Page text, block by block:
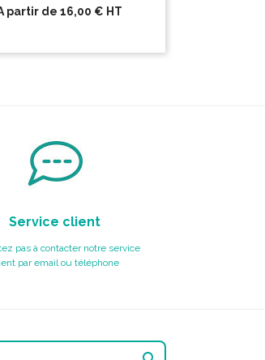
partir de16,00 € HT
Service client
pas à contacter notre service
par email ou téléphone